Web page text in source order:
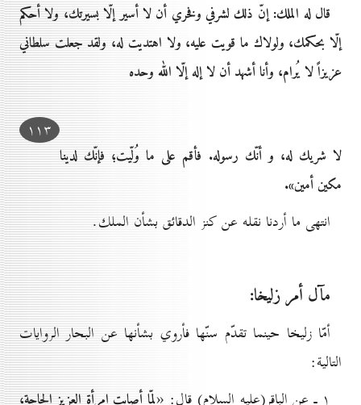
قال له الملك: إنّ ذلك لشرفي وفخري أن لا أسير إلّا بسيرتك، ولا أحكم
إلّا بحكمك، ولولاك ما قويت عليه، ولا اهتديت له، ولقد جعلت سلطاني
عزيزاً لا يُرام، وأنا أشهد أن لا إله إلّا الله وحده
۱۱۳
لا شريك له، و أنّك رسوله. فأقم على ما وُلّيت؛ فإنّك لدينا
مكين أمين».
انتهى ما أردنا نقله عن كنز الدقائق بشأن الملك.
مآل أمر زليخا:
أمّا زليخا حينما تقدّم سنّها فأروي بشأنها عن البحار الروايات
التالية:
۱ ـ عن الباقر(عليه السلام) قال: «